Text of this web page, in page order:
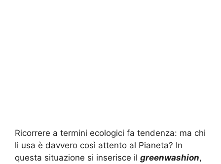
Ricorrere a termini ecologici fa tendenza: ma chi
li usa è davvero così attento al Pianeta? In
questa situazione si inserisce il greenwashion,